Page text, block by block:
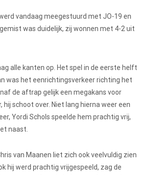
vandaag meegestuurd met JO-19 en
was duidelijk, zij wonnen met 4-2 uit
alle kanten op. Het spel in de eerste helft
was het eenrichtingsverkeer richting het
de aftrap gelijk een megakans voor
hij schoot over. Niet lang hierna weer een
Yordi Schols speelde hem prachtig vrij,
naast.
van Maanen liet zich ook veelvuldig zien
hij werd prachtig vrijgespeeld, zag de